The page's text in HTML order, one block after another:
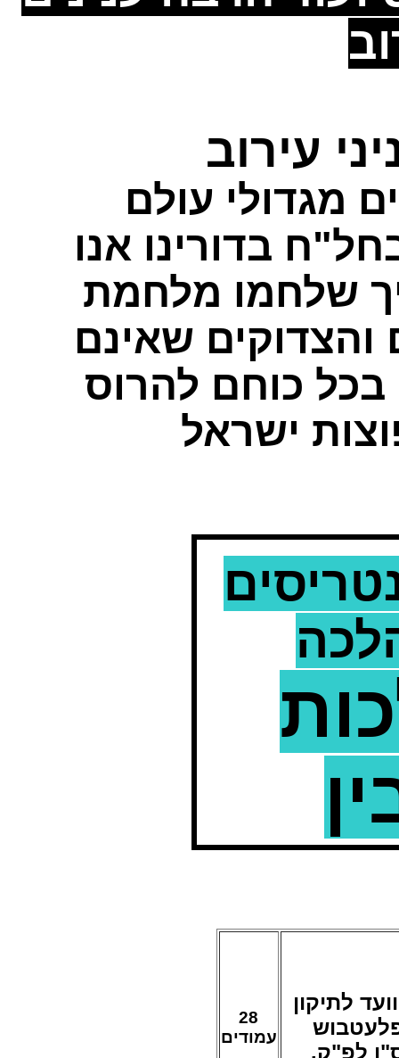
עירוב
מגדולי עולם
בדורינו אנו
שלחמו מלחמת
שאינם
בכל כוחם להרוס
ישראל
לתיקון
פלעטבוש
לפ"ק.
28
עמודים